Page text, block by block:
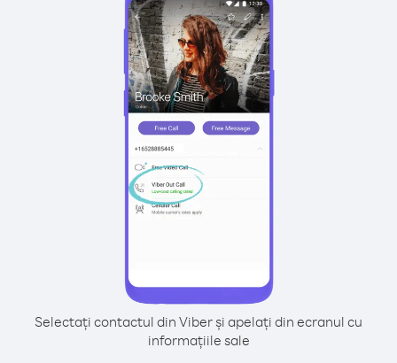
Selectați contactul din Viber și apelați din ecranul cu
informațiile sale